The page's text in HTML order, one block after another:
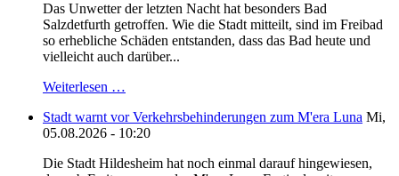
Das Unwetter der letzten Nacht hat besonders Bad
Salzdetfurth getroffen. Wie die Stadt mitteilt, sind im Freibad
so erhebliche Schäden entstanden, dass das Bad heute und
vielleicht auch darüber...
Weiterlesen …
Stadt warnt vor Verkehrsbehinderungen zum M'era Luna Mi,
05.08.2026 - 10:20
Die Stadt Hildesheim hat noch einmal darauf hingewiesen,